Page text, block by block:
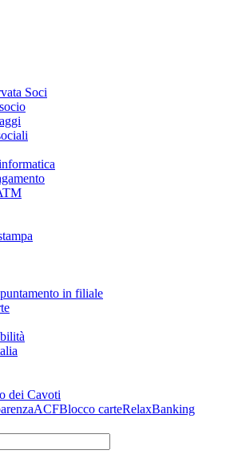
Soci
in filiale
ACFBlocco carteRelaxBanking